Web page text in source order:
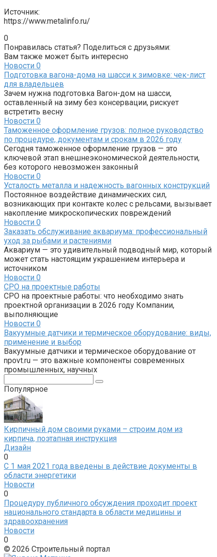
Источник:
https://www.metalinfo.ru/
0
Понравилась статья? Поделиться с друзьями:
Вам также может быть интересно
Новости 0
Подготовка вагона-дома на шасси к зимовке: чек-лист
для владельцев
Зачем нужна подготовка Вагон-дом на шасси,
оставленный на зиму без консервации, рискует
встретить весну
Новости 0
Таможенное оформление грузов: полное руководство
по процедуре, документам и срокам в 2026 году
Сегодня таможенное оформление грузов — это
ключевой этап внешнеэкономической деятельности,
без которого невозможен законный
Новости 0
Усталость металла и надежность вагонных конструкций
Постоянное воздействие динамических сил,
возникающих при контакте колес с рельсами, вызывает
накопление микроскопических повреждений
Новости 0
Заказать обслуживание аквариума: профессиональный
уход за рыбами и растениями
Аквариум — это удивительный подводный мир, который
может стать настоящим украшением интерьера и
источником
Новости 0
СРО на проектные работы
СРО на проектные работы: что необходимо знать
проектной организации в 2026 году Компании,
выполняющие
Новости 0
Вакуумные датчики и термическое оборудование: виды,
применение и выбор
Вакуумные датчики и термическое оборудование от
npovt.ru — это важные компоненты современных
промышленных, научных
Популярное
Кирпичный дом своими руками – строим дом из
кирпича, поэтапная инструкция
Дизайн
0
С 1 мая 2021 года введены в действие документы в
области энергетики
Новости
0
Процедуру публичного обсуждения проходит проект
национального стандарта в области медицины и
здравоохранения
Новости
0
© 2026 Строительный портал